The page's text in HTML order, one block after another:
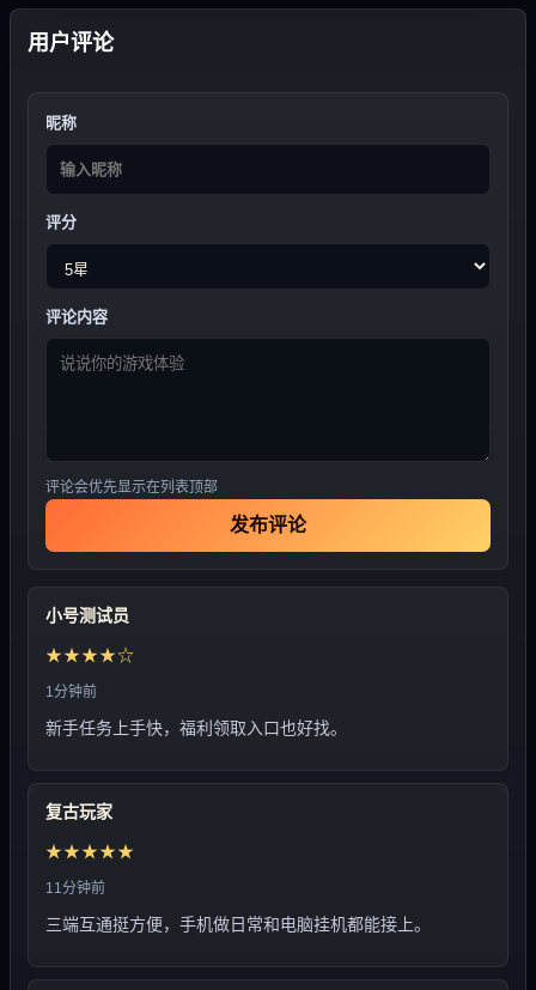
用户评论
昵称
评分
评论内容
评论会优先显示在列表顶部
发布评论
小号测试员
★★★★☆
1分钟前
新手任务上手快，福利领取入口也好找。
复古玩家
★★★★★
11分钟前
三端互通挺方便，手机做日常和电脑挂机都能接上。